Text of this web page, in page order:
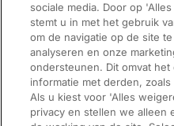
ManpowerGroup® (NYSE: MAN), het
sociale media. Door op
stemt u in met het gebruik
om de navigatie op de site
analyseren en onze
ondersteunen. Dit omvat
informatie met derden,
Als u kiest voor 'Alles
privacy en stellen we alleen